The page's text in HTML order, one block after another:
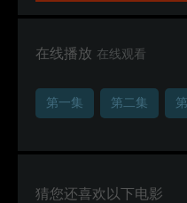
在线播放 在线观看
第一集 第二集
猜您还喜欢以下电影